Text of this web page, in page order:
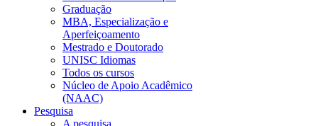
Graduação
MBA, Especialização e
Aperfeiçoamento
Mestrado e Doutorado
UNISC Idiomas
Todos os cursos
Núcleo de Apoio Acadêmico
(NAAC)
Pesquisa
A pesquisa